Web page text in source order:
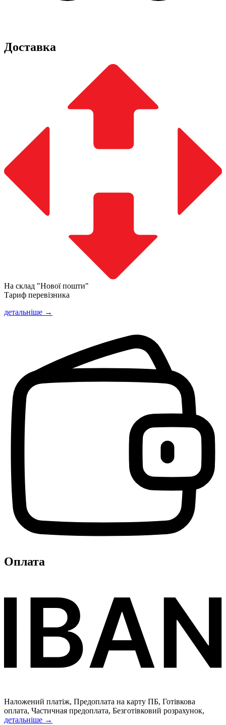
Доставка
На склад "Нової пошти"
Тариф перевізника
детальніше →
Оплата
Наложений платіж, Предоплата на карту ПБ, Готівкова
оплата, Частичная предоплата, Безготівковий розрахунок,
детальніше →